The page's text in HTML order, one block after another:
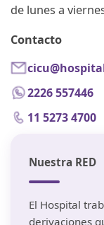
de lunes a
Contacto
2226 557446
11 5273 4700
Nuestra RED
El Hospital
derivaciones